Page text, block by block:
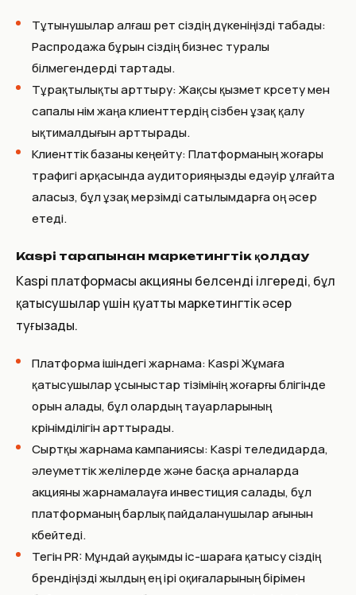
Тұтынушылар алғаш рет сіздің дүкеніңізді табады:
Распродажа бұрын сіздің бизнес туралы
білмегендерді тартады.
Тұрақтылықты арттыру: Жақсы қызмет көрсету мен
сапалы өнім жаңа клиенттердің сізбен ұзақ қалу
ықтималдығын арттырады.
Клиенттік базаны кеңейту: Платформаның жоғары
трафигі арқасында аудиторияңызды едәуір ұлғайта
аласыз, бұл ұзақ мерзімді сатылымдарға оң әсер
етеді.
Kaspi тарапынан маркетингтік қолдау
Kaspi платформасы акцияны белсенді ілгереді, бұл
қатысушылар үшін қуатты маркетингтік әсер
туғызады.
Платформа ішіндегі жарнама: Kaspi Жұмаға
қатысушылар ұсыныстар тізімінің жоғарғы бөлігінде
орын алады, бұл олардың тауарларының
көрінімділігін арттырады.
Сыртқы жарнама кампаниясы: Kaspi теледидарда,
әлеуметтік желілерде және басқа арналарда
акцияны жарнамалауға инвестиция салады, бұл
платформаның барлық пайдаланушылар ағынын
көбейтеді.
Тегін PR: Мұндай ауқымды іс-шараға қатысу сіздің
брендіңізді жылдың ең ірі оқиғаларының бірімен